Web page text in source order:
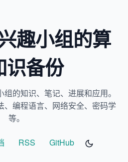
趣小组的算
识备份
的知识、笔记、进展和应用。
、编程语言、网络安全、密码学
等。
RSS GitHub